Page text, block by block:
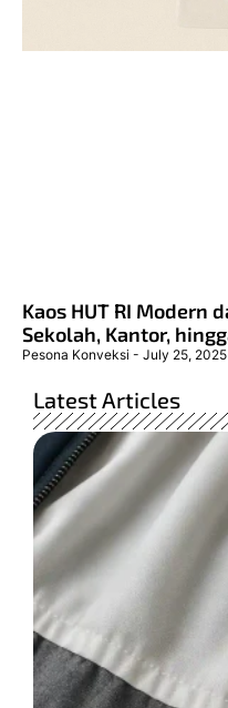
Kaos HUT RI Modern
Sekolah, Kantor,
Pesona Konveksi July 25, 2025
Latest Articles